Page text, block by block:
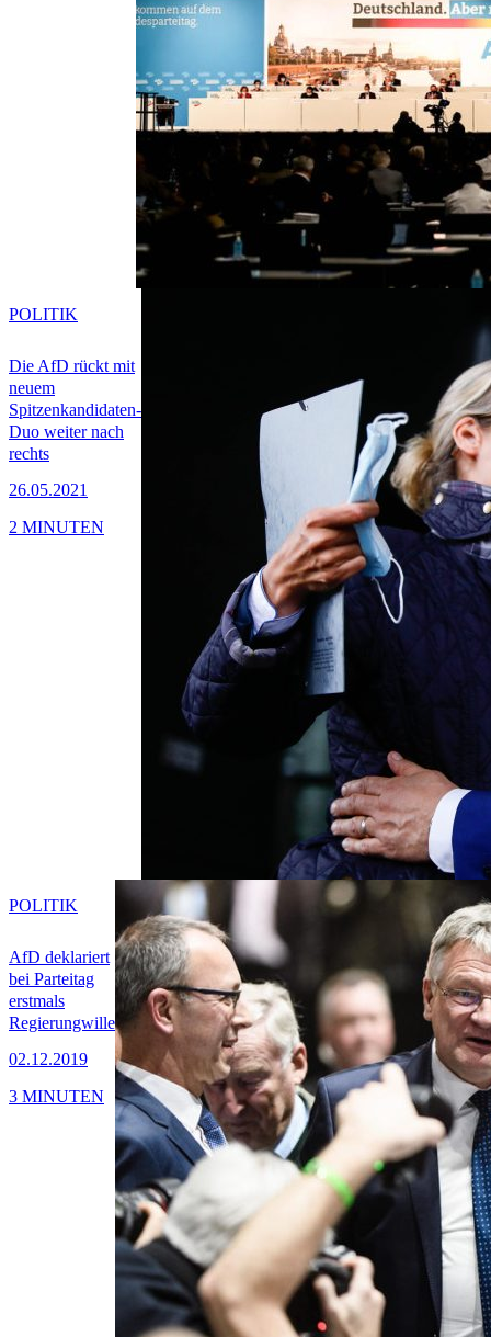
Die AfD rückt mit
neuem
Spitzenkandidaten-
Duo weiter nach
rechts
26.05.2021
POLITIK
2 MINUTEN
AfD deklariert
bei Parteitag
erstmals
Regierungwille
02.12.2019
POLITIK
3 MINUTEN